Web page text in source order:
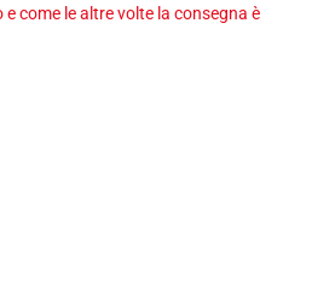
come le altre volte la consegna è